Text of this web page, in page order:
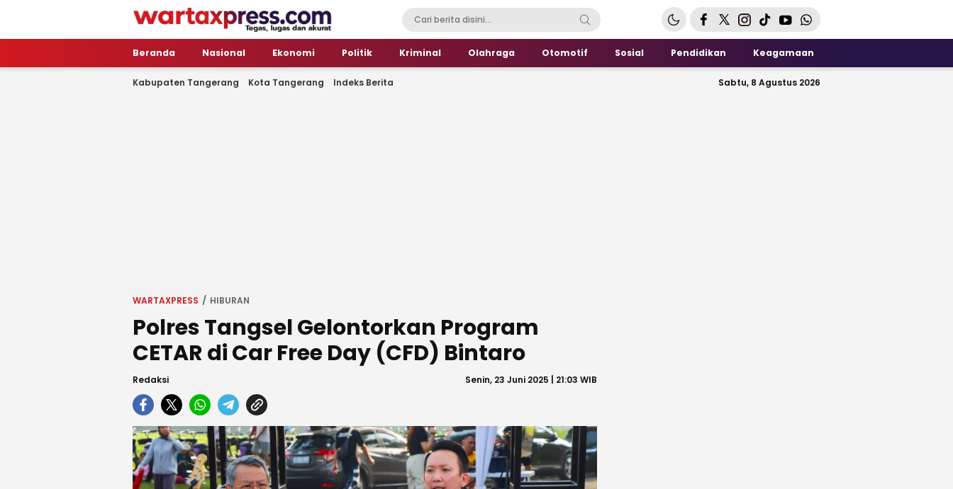
WartaXpress
Tegas, Lugas dan Akurat
Beranda Nasional Ekonomi Politik Kriminal Olahraga Otomotif Sosial Pendidikan Keagamaan
Kabupaten Tangerang Kota Tangerang Indeks Berita Sabtu, 8 Agustus 2026
WARTAXPRESS HIBURAN
Polres Tangsel Gelontorkan Program
CETAR di Car Free Day (CFD) Bintaro
Redaksi Senin, 23 Juni 2025 | 21:03 WIB